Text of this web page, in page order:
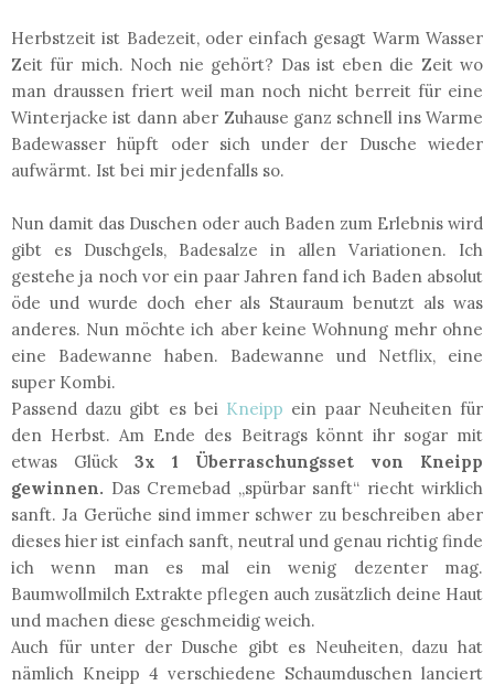
Herbstzeit ist Badezeit, oder einfach gesagt Warm Wasser
Zeit für mich. Noch nie gehört? Das ist eben die Zeit wo
man draussen friert weil man noch nicht berreit für eine
Winterjacke ist dann aber Zuhause ganz schnell ins Warme
Badewasser hüpft oder sich under der Dusche wieder
aufwärmt. Ist bei mir jedenfalls so.
Nun damit das Duschen oder auch Baden zum Erlebnis wird
gibt es Duschgels, Badesalze in allen Variationen. Ich
gestehe ja noch vor ein paar Jahren fand ich Baden absolut
öde und wurde doch eher als Stauraum benutzt als was
anderes. Nun möchte ich aber keine Wohnung mehr ohne
eine Badewanne haben. Badewanne und Netflix, eine
super Kombi.
Passend dazu gibt es bei Kneipp ein paar Neuheiten für
den Herbst. Am Ende des Beitrags könnt ihr sogar mit
etwas Glück 3x 1 Überraschungsset von Kneipp
gewinnen. Das Cremebad „spürbar sanft“ riecht wirklich
sanft. Ja Gerüche sind immer schwer zu beschreiben aber
dieses hier ist einfach sanft, neutral und genau richtig finde
ich wenn man es mal ein wenig dezenter mag.
Baumwollmilch Extrakte pflegen auch zusätzlich deine Haut
und machen diese geschmeidig weich.
Auch für unter der Dusche gibt es Neuheiten, dazu hat
nämlich Kneipp 4 verschiedene Schaumduschen lanciert